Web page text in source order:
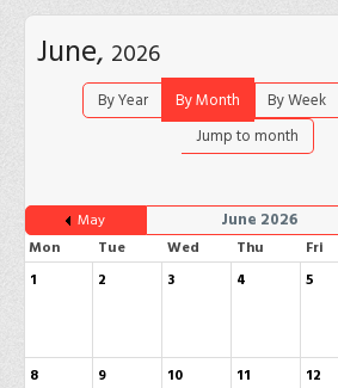
June, 2026
By Year By Month By Week
Jump to month
May June 2026
Mon
Tue Wed Thu Fri
1
2 3 4 5
8 9 10 11 12